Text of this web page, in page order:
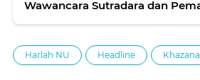
Wawancara Sutradara dan
Harlah NU Headline